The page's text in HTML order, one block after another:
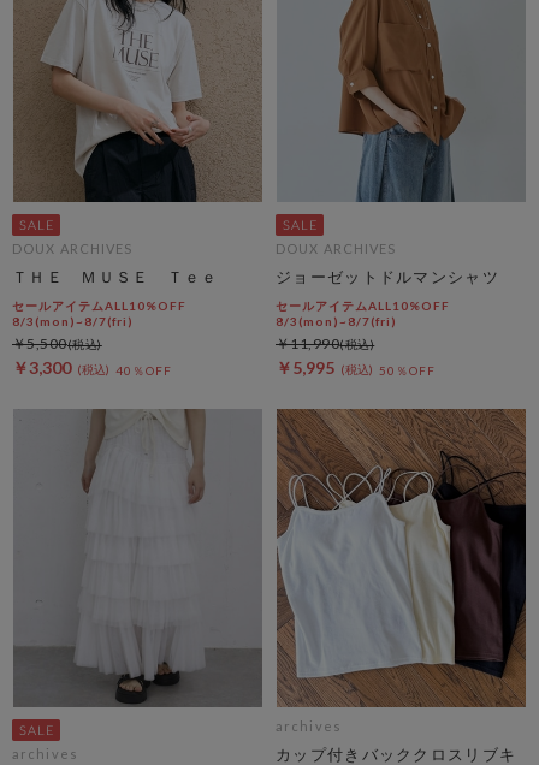
DOUX ARCHIVES
ＴＨＥ ＭＵＳＥ Ｔｅｅ
セールアイテムALL10%OFF
8/3(mon)~8/7(fri)
￥3,300 40％OFF
￥5,500
DOUX ARCHIVES
ジョーゼットドルマンシャツ
セールアイテムALL10%OFF
8/3(mon)~8/7(fri)
￥5,995 50％OFF
￥11,990
archives
archives
カップ付きバッククロスリブキ